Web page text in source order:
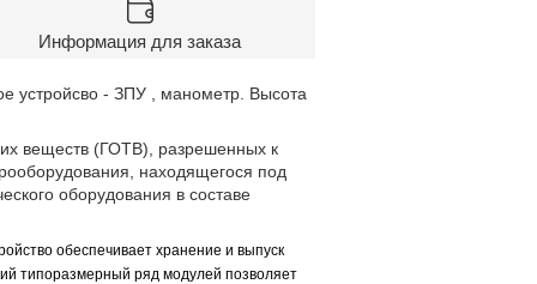
Информация для заказа
устройсво - ЗПУ , манометр. Высота
веществ (ГОТВ), разрешенных к
находящегося под
оборудования в составе
обеспечивает хранение и выпуск
типоразмерный ряд модулей позволяет